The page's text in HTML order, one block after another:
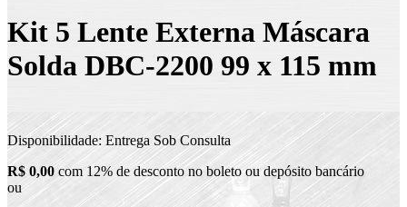
Kit 5 Lente Externa Máscara
Solda DBC-2200 99 x 115 mm
Disponibilidade: Entrega Sob Consulta
R$ 0,00 com 12% de desconto no boleto ou depósito bancário
ou